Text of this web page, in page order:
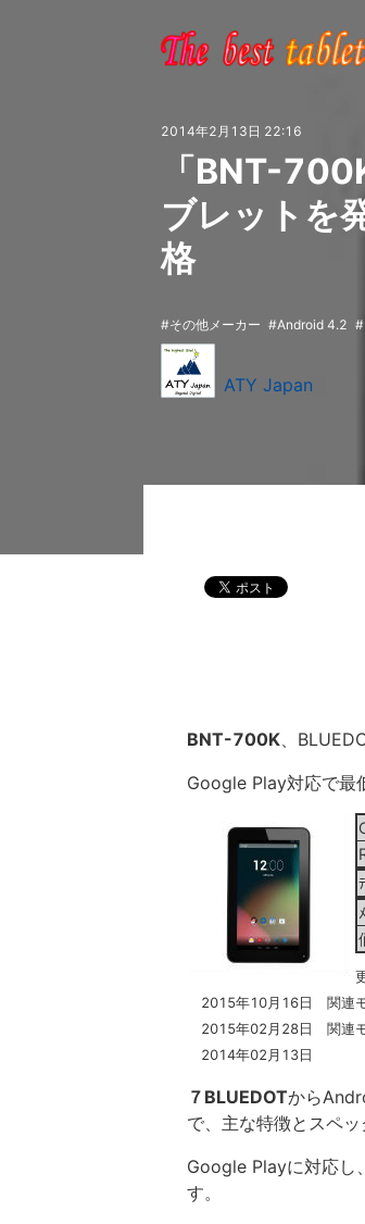
2014年2月13日 22:16
「BNT-
ブレットを
格
その他メーカー Android 4.2
ATY Japan
BNT-700K、
Google Play対応で最
2015年10月16日 関連モ
2015年02月28日 関連モ
2014年02月13日
７BLUEDOTから
で、主な特徴とスペッ
Google Playに対応し
す。